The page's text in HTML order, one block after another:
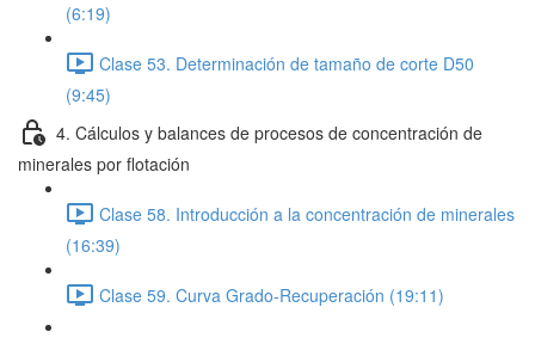
(6:19)
Clase 53. Determinación de tamaño de corte D50
(9:45)
4. Cálculos y balances de procesos de concentración de
minerales por flotación
Clase 58. Introducción a la concentración de minerales
(16:39)
Clase 59. Curva Grado-Recuperación (19:11)